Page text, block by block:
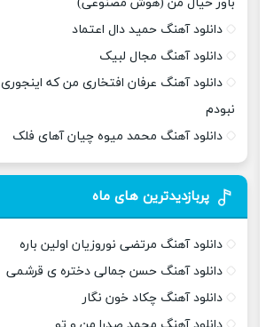
دانلود آهنگ حمید دال اعتماد
دانلود آهنگ مجال لبیک
دانلود آهنگ عرفان افتخاری من که اینجوری
نبودم
دانلود آهنگ محمد میوه چیان آهای فلک
پربازدیدترین های ماه
دانلود آهنگ مرتضی نوروزیان اولین باره
دانلود آهنگ حسن جمالی دختره ی قرشمی
دانلود آهنگ چکاد خون نگار